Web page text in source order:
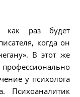
раз будет
когда он
В этот же
у психолога